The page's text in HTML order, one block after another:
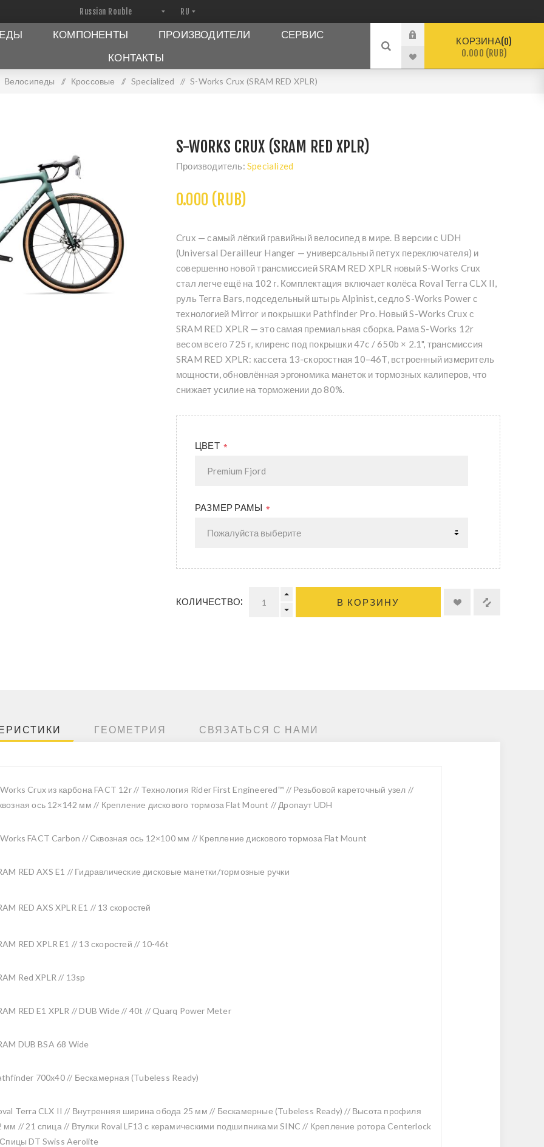
КОМПОНЕНТЫ ПРОИЗВОДИТЕЛИ
СЕРВИС
КОНТАКТЫ
КОРЗИНА 0
0.000 (RUB)
Велосипеды / Кроссовые / Specialized / S-Works Crux (SRAM RED XPLR)
S-WORKS CRUX (SRAM RED XPLR)
Производитель: Specialized
0.000 (RUB)
Crux — самый лёгкий гравийный велосипед в мире. В версии с UDH
(Universal Derailleur Hanger — универсальный петух переключателя) и
совершенно новой трансмиссией SRAM RED XPLR новый S-Works Crux
стал легче ещё на 102 г. Комплектация включает колёса Roval Terra CLX II,
руль Terra Bars, подседельный штырь Alpinist, седло S-Works Power с
технологией Mirror и покрышки Pathfinder Pro. Новый S-Works Crux с
SRAM RED XPLR — это самая премиальная сборка. Рама S-Works 12r
весом всего 725 г, клиренс под покрышки 47c / 650b × 2.1", трансмиссия
SRAM RED XPLR: кассета 13-скоростная 10–46T, встроенный измеритель
мощности, обновлённая эргономика манеток и тормозных калиперов, что
снижает усилие на торможении до 80%.
ЦВЕТ *
РАЗМЕР РАМЫ *
КОЛИЧЕСТВО: В КОРЗИНУ
ГЕОМЕТРИЯ СВЯЗАТЬСЯ С НАМИ
Crux из карбона FACT 12r // Технология Rider First Engineered™ // Резьбовой кареточный узел //
ось 12×142 мм // Крепление дискового тормоза Flat Mount // Дропаут UDH
FACT Carbon // Сквозная ось 12×100 мм // Крепление дискового тормоза Flat Mount
RED AXS E1 // Гидравлические дисковые манетки/тормозные ручки
RED AXS XPLR E1 // 13 скоростей
RED XPLR E1 // 13 скоростей // 10-46t
Red XPLR // 13sp
RED E1 XPLR // DUB Wide // 40t // Quarq Power Meter
DUB BSA 68 Wide
700x40 // Бескамерная (Tubeless Ready)
Terra CLX II // Внутренняя ширина обода 25 мм // Бескамерные (Tubeless Ready) // Высота профиля
мм // 21 спица // Втулки Roval LF13 с керамическими подшипниками SINC // Крепление ротора Centerlock
DT Swiss Aerolite